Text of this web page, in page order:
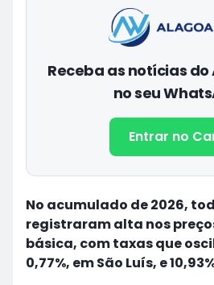
Receba as notícias do
no seu
Entrar no
No acumulado de 2026,
registraram alta nos
básica, com taxas que
0,77%, em São Luís, e